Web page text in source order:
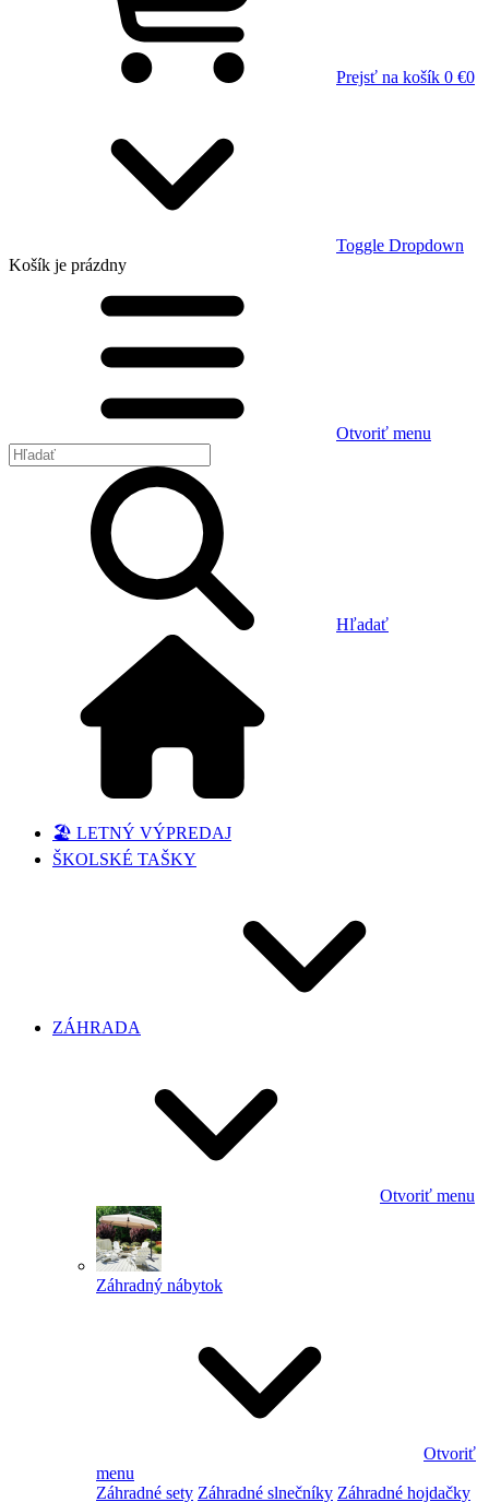
Prejsť na košík 0 €0
Toggle Dropdown
Košík je prázdny
Otvoriť menu
Hľadať
🏖️ LETNÝ VÝPREDAJ
ŠKOLSKÉ TAŠKY
ZÁHRADA
Otvoriť menu
Záhradný nábytok
Otvoriť
menu
Záhradné sety Záhradné slnečníky Záhradné hojdačky